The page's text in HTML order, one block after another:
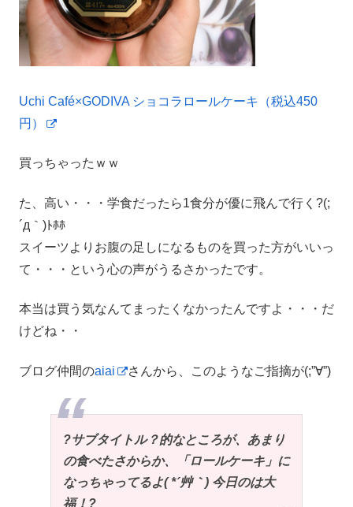
Uchi Café×GODIVA ショコラロールケーキ（税込450
円）
買っちゃったｗｗ
た、高い・・・学食だったら1食分が優に飛んで行く?(;
´д｀)ﾄﾎﾎ
スイーツよりお腹の足しになるものを買った方がいいっ
て・・・という心の声がうるさかったです。
本当は買う気なんてまったくなかったんですよ・・・だ
けどね・・
ブログ仲間のaiai さんから、このようなご指摘が(;”∀”)
?サブタイトル？的なところが、あまり
の食べたさからか、「ロールケーキ」に
なっちゃってるよ( *´艸｀) 今日のは大
福！?